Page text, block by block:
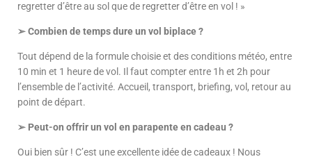
regretter d’être au sol que de regretter d’être en vol ! »
➢ Combien de temps dure un vol biplace ?
Tout dépend de la formule choisie et des conditions météo, entre
10 min et 1 heure de vol. Il faut compter entre 1h et 2h pour
l’ensemble de l’activité. Accueil, transport, briefing, vol, retour au
point de départ.
➢ Peut-on offrir un vol en parapente en cadeau ?
Oui bien sûr ! C’est une excellente idée de cadeaux ! Nous